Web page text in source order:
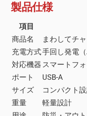
製品仕様
項目
商品名
まわしてチ
充電方式手回し発電（
対応機器 スマートフ
ポート
USB-A
サイズ
コンパクト
重量
軽量設計